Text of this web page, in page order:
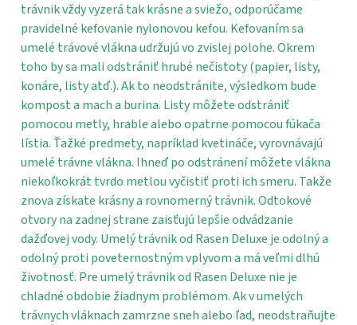
trávnik vždy vyzerá tak krásne a sviežo, odporúčame
pravidelné kefovanie nylonovou kefou. Kefovaním sa
umelé trávové vlákna udržujú vo zvislej polohe. Okrem
toho by sa mali odstrániť hrubé nečistoty (papier, listy,
konáre, listy atď.). Ak to neodstránite, výsledkom bude
kompost a mach a burina. Listy môžete odstrániť
pomocou metly, hrable alebo opatrne pomocou fúkača
lístia. Ťažké predmety, napríklad kvetináče, vyrovnávajú
umelé trávne vlákna. Ihneď po odstránení môžete vlákna
niekoľkokrát tvrdo metlou vyčistiť proti ich smeru. Takže
znova získate krásny a rovnomerný trávnik. Odtokové
otvory na zadnej strane zaisťujú lepšie odvádzanie
dažďovej vody. Umelý trávnik od Rasen Deluxe je odolný a
odolný proti poveternostným vplyvom a má veľmi dlhú
životnosť. Pre umelý trávnik od Rasen Deluxe nie je
chladné obdobie žiadnym problémom. Ak v umelých
trávnych vláknach zamrzne sneh alebo ľad, neodstraňujte